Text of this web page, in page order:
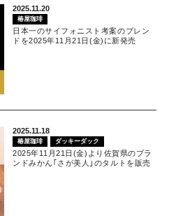
2025.11.20
椿屋珈琲
日本一のサイフォニスト考案のブレン
ドを2025年11月21日(金)に新発売
2025.11.18
椿屋珈琲 ダッキーダック
2025年11月21日(金)より佐賀県のブラ
ンドみかん｢さが美人｣のタルトを販売